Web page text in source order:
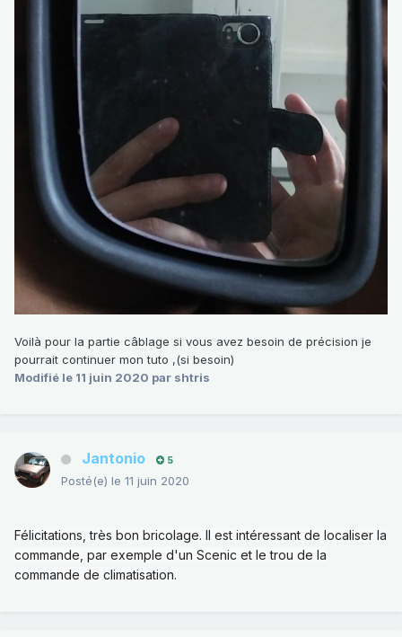
Voilà pour la partie câblage si vous avez besoin de précision je
pourrait continuer mon tuto ,(si besoin)
Modifié le 11 juin 2020 par shtris
Jantonio 5
Posté(e) le 11 juin 2020
Félicitations, très bon bricolage. Il est intéressant de localiser la
commande, par exemple d'un Scenic et le trou de la
commande de climatisation.